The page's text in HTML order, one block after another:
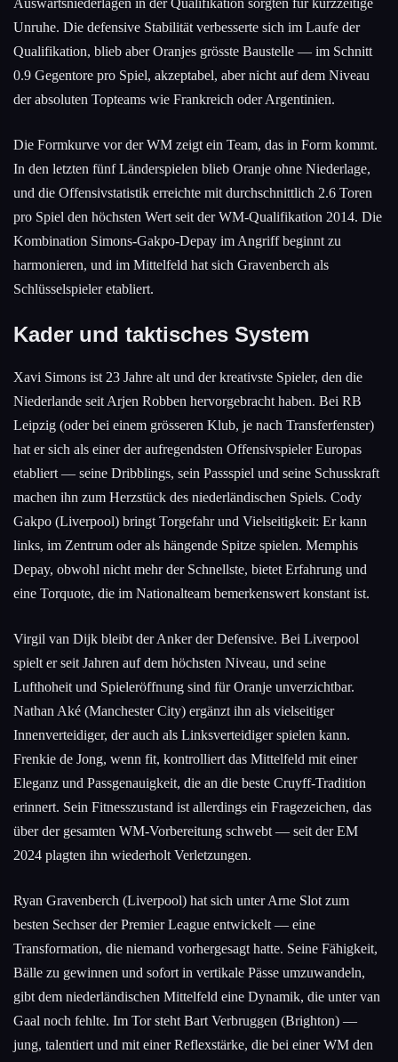
Auswärtsniederlagen in der Qualifikation sorgten für kurzzeitige
Unruhe. Die defensive Stabilität verbesserte sich im Laufe der
Qualifikation, blieb aber Oranjes grösste Baustelle — im Schnitt
0.9 Gegentore pro Spiel, akzeptabel, aber nicht auf dem Niveau
der absoluten Topteams wie Frankreich oder Argentinien.
Die Formkurve vor der WM zeigt ein Team, das in Form kommt.
In den letzten fünf Länderspielen blieb Oranje ohne Niederlage,
und die Offensivstatistik erreichte mit durchschnittlich 2.6 Toren
pro Spiel den höchsten Wert seit der WM-Qualifikation 2014. Die
Kombination Simons-Gakpo-Depay im Angriff beginnt zu
harmonieren, und im Mittelfeld hat sich Gravenberch als
Schlüsselspieler etabliert.
Kader und taktisches System
Xavi Simons ist 23 Jahre alt und der kreativste Spieler, den die
Niederlande seit Arjen Robben hervorgebracht haben. Bei RB
Leipzig (oder bei einem grösseren Klub, je nach Transferfenster)
hat er sich als einer der aufregendsten Offensivspieler Europas
etabliert — seine Dribblings, sein Passspiel und seine Schusskraft
machen ihn zum Herzstück des niederländischen Spiels. Cody
Gakpo (Liverpool) bringt Torgefahr und Vielseitigkeit: Er kann
links, im Zentrum oder als hängende Spitze spielen. Memphis
Depay, obwohl nicht mehr der Schnellste, bietet Erfahrung und
eine Torquote, die im Nationalteam bemerkenswert konstant ist.
Virgil van Dijk bleibt der Anker der Defensive. Bei Liverpool
spielt er seit Jahren auf dem höchsten Niveau, und seine
Lufthoheit und Spieleröffnung sind für Oranje unverzichtbar.
Nathan Aké (Manchester City) ergänzt ihn als vielseitiger
Innenverteidiger, der auch als Linksverteidiger spielen kann.
Frenkie de Jong, wenn fit, kontrolliert das Mittelfeld mit einer
Eleganz und Passgenauigkeit, die an die beste Cruyff-Tradition
erinnert. Sein Fitnesszustand ist allerdings ein Fragezeichen, das
über der gesamten WM-Vorbereitung schwebt — seit der EM
2024 plagten ihn wiederholt Verletzungen.
Ryan Gravenberch (Liverpool) hat sich unter Arne Slot zum
besten Sechser der Premier League entwickelt — eine
Transformation, die niemand vorhergesagt hatte. Seine Fähigkeit,
Bälle zu gewinnen und sofort in vertikale Pässe umzuwandeln,
gibt dem niederländischen Mittelfeld eine Dynamik, die unter van
Gaal noch fehlte. Im Tor steht Bart Verbruggen (Brighton) —
jung, talentiert und mit einer Reflexstärke, die bei einer WM den